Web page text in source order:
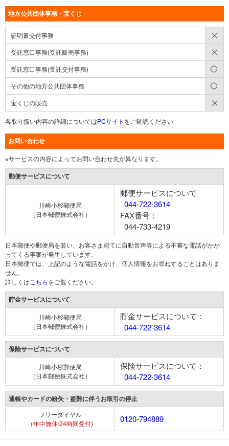
地方公共団体事務・宝くじ
証明書交付事務
受託窓口事務(受託販売事務)
受託窓口事務(受託交付事務)
その他の地方公共団体事務
宝くじの販売
各取り扱い内容の詳細についてはPCサイト をご確認ください
お問い合わせ
※サービスの内容によってお問い合わせ先が異なります。
郵便サービスについて
川崎小杉郵便局
（日本郵便株式会社）
郵便サービスについて
044-722-3614
FAX番号：
044-733-4219
日本郵便や郵便局を装い、お客さま宛てに自動音声等による不審な電話がかか
ってくる事案が発生しています。
日本郵便では、上記のような電話をかけ、個人情報をお尋ねすることはありま
せん。
詳しくは こちらをご覧ください。
貯金サービスについて
川崎小杉郵便局
（日本郵便株式会社）
貯金サービスについて：
044-722-3614
保険サービスについて
川崎小杉郵便局
（日本郵便株式会社）
保険サービスについて：
044-722-3614
通帳やカードの紛失・盗難に伴うお取引の停止
フリーダイヤル
（年中無休/24時間受付)
0120-794889